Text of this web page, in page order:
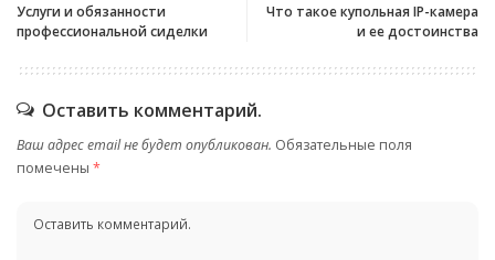
Услуги и обязанности
профессиональной сиделки
Что такое купольная IP-камера
и ее достоинства
Оставить комментарий.
Ваш адрес email не будет опубликован. Обязательные поля
помечены *